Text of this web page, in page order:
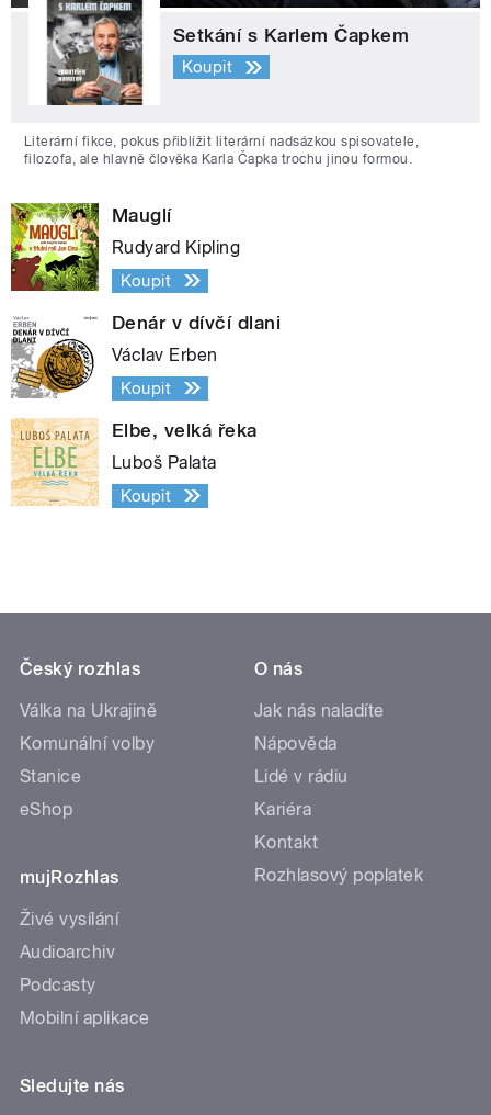
Setkání s Karlem Čapkem
Koupit
Literární fikce, pokus přiblížit literární nadsázkou spisovatele,
filozofa, ale hlavně člověka Karla Čapka trochu jinou formou.
Mauglí
Rudyard Kipling
Koupit
Denár v dívčí dlani
Václav Erben
Koupit
Elbe, velká řeka
Luboš Palata
Koupit
Český rozhlas
Válka na Ukrajině
Komunální volby
Stanice
eShop
mujRozhlas
Živé vysílání
Audioarchiv
Podcasty
Mobilní aplikace
O nás
Jak nás naladíte
Nápověda
Lidé v rádiu
Kariéra
Kontakt
Rozhlasový poplatek
Sledujte nás